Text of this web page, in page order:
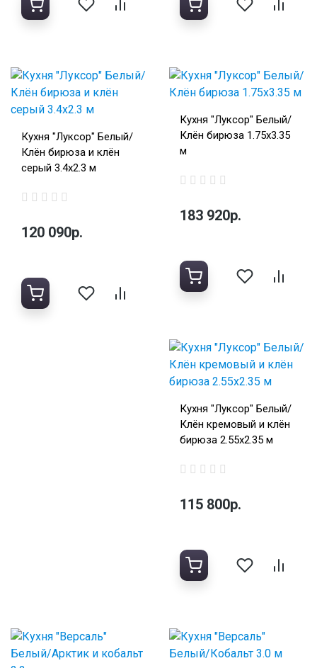
Кухня "Луксор" Белый/
Клён бирюза и клён
серый 3.4х2.3 м
120 090р.
Кухня "Луксор" Белый/
Клён бирюза 1.75х3.35
м
183 920р.
Кухня "Луксор" Белый/
Клён кремовый и клён
бирюза 2.55х2.35 м
115 800р.